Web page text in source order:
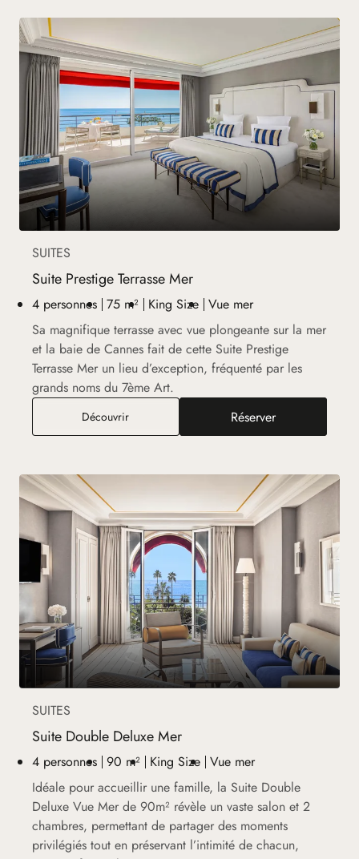
SUITES
Suite Prestige Terrasse Mer
4 personnes 75 m² King Size Vue mer
Sa magnifique terrasse avec vue plongeante sur la mer
et la baie de Cannes fait de cette Suite Prestige
Terrasse Mer un lieu d’exception, fréquenté par les
grands noms du 7ème Art.
DécouvrirSuite Prestige Terrasse Mer
Réserver
SUITES
Suite Double Deluxe Mer
4 personnes 90 m² King Size Vue mer
Idéale pour accueillir une famille, la Suite Double
Deluxe Vue Mer de 90m² révèle un vaste salon et 2
chambres, permettant de partager des moments
privilégiés tout en préservant l’intimité de chacun,